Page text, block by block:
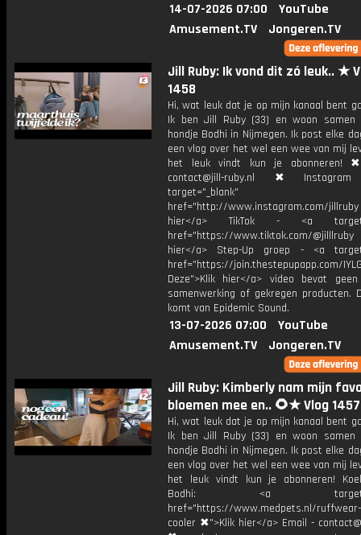
14-07-2026 07:00
YouTube
Amusement.TV
Jongeren.TV
Jill Ruby: Ik vond dit zó leuk.. ★
1458
Hi, wat leuk dat je op mijn kanaal bent
Ik ben Jill Ruby (33) en woon
hondje Bodhi in Nijmegen. Ik post elke
een vlog over het wel een wee van mij
het leuk vindt kun je abonneren!
contact@jill-ruby.nl ✖
target="_blank"
href="http://www.instagram.com/
hier</a> TikTok - <a
href="https://www.tiktok.com/
hier</a> Step-Up groep - <a
href="https://join.thestepupapp.com/
Deze">Klik hier</a> video bevat
samenwerking of gekregen producten.
komt van Epidemic Sound.
13-07-2026 07:00
YouTube
Amusement.TV
Jongeren.TV
Jill Ruby: Kimberly nam mijn
bloemen mee en.. 🌻★ Vlog 1457
Hi, wat leuk dat je op mijn kanaal bent
Ik ben Jill Ruby (33) en woon
hondje Bodhi in Nijmegen. Ik post elke
een vlog over het wel een wee van mij
het leuk vindt kun je abonneren!
Bodhi: <a
href="https://www.medpets.nl/
cooler ✖">Klik hier</a> Email -